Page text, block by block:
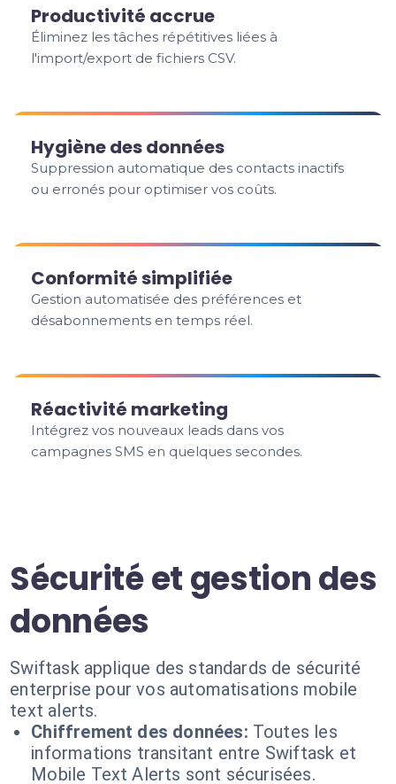
Productivité accrue
Éliminez les tâches répétitives liées à
l'import/export de fichiers CSV.
Hygiène des données
Suppression automatique des contacts inactifs
ou erronés pour optimiser vos coûts.
Conformité simplifiée
Gestion automatisée des préférences et
désabonnements en temps réel.
Réactivité marketing
Intégrez vos nouveaux leads dans vos
campagnes SMS en quelques secondes.
Sécurité et gestion des
données
Swiftask applique des standards de sécurité
enterprise pour vos automatisations mobile
text alerts.
Chiffrement des données: Toutes les
informations transitant entre Swiftask et
Mobile Text Alerts sont sécurisées.